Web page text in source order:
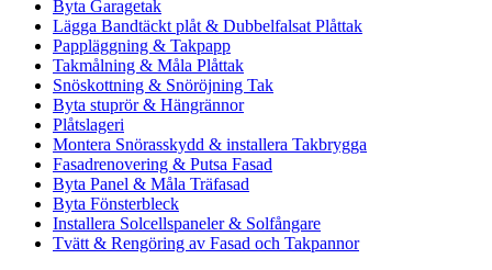
Byta Garagetak
Lägga Bandtäckt plåt & Dubbelfalsat Plåttak
Pappläggning & Takpapp
Takmålning & Måla Plåttak
Snöskottning & Snöröjning Tak
Byta stuprör & Hängrännor
Plåtslageri
Montera Snörasskydd & installera Takbrygga
Fasadrenovering & Putsa Fasad
Byta Panel & Måla Träfasad
Byta Fönsterbleck
Installera Solcellspaneler & Solfångare
Tvätt & Rengöring av Fasad och Takpannor